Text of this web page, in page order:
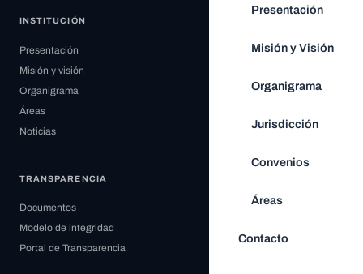
Presentación
Misión y Visión
Organigrama
Jurisdicción
Convenios
Áreas
Contacto
INSTITUCIÓN
Presentación
Misión y visión
Organigrama
Áreas
Noticias
TRANSPARENCIA
Documentos
Modelo de integridad
Portal de Transparencia